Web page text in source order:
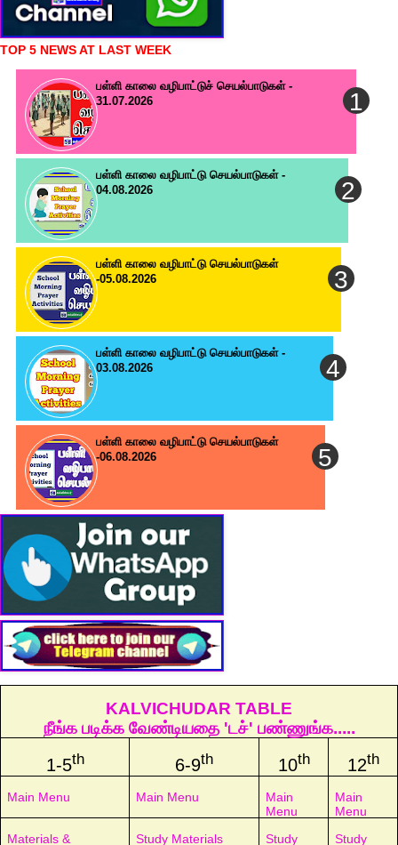
TOP 5 NEWS AT LAST WEEK
பள்ளி காலை வழிபாட்டுச் செயல்பாடுகள் -
31.07.2026
பள்ளி காலை வழிபாட்டு செயல்பாடுகள் -
04.08.2026
பள்ளி காலை வழிபாட்டு செயல்பாடுகள்
-05.08.2026
பள்ளி காலை வழிபாட்டு செயல்பாடுகள் -
03.08.2026
பள்ளி காலை வழிபாட்டு செயல்பாடுகள்
-06.08.2026
KALVICHUDAR TABLE
நீங்க படிக்க வேண்டியதை 'டச்' பண்ணுங்க.....
1-5th 6-9th 10th 12th
Main Menu Main Menu
Main
Menu
Main
Menu
Materials &
Study Materials Study Study